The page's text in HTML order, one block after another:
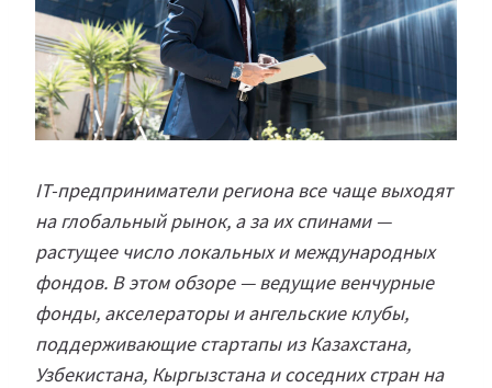
IT-предприниматели региона все чаще выходят
на глобальный рынок, а за их спинами —
растущее число локальных и международных
фондов. В этом обзоре — ведущие венчурные
фонды, акселераторы и ангельские клубы,
поддерживающие стартапы из Казахстана,
Узбекистана, Кыргызстана и соседних стран на